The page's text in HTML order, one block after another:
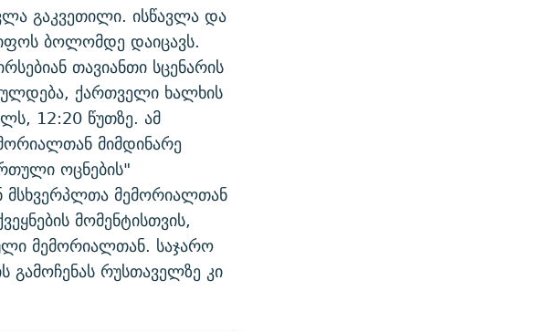
გაკვეთილი. ისწავლა და
ბოლომდე დაიცავს.
თავიანთი სცენარის
ქართველი ხალხის
12:20 წუთზე. ამ
მიმდინარე
ოცნების"
მსხვერპლთა მემორიალთან
მომენტისთვის,
მემორიალთან. საჯარო
გამოჩენას რუსთაველზე კი